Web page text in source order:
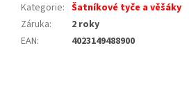
Kategorie: Šatníkové tyče a věšáky
Záruka:
2 roky
EAN: 4023149488900